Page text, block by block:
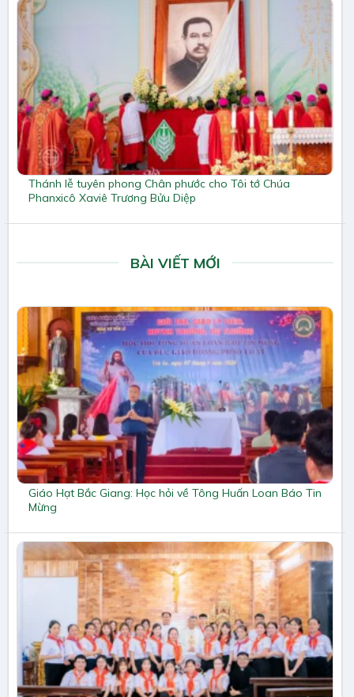
Thánh lễ tuyên phong Chân phước cho Tôi tớ Chúa
Phanxicô Xaviê Trương Bửu Diệp
BÀI VIẾT MỚI
Giáo Hạt Bắc Giang: Học hỏi về Tông Huấn Loan Báo Tin
Mừng